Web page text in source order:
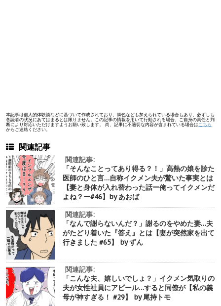
本記事は個人的体験談などに基づいて作成されており、脚色なども加えられている場合もあり、必ずしも
各読者の状況にあてはまるとは限りません。この記事の情報を用いて行動される場合、ご自身の責任と判
断により対応いただけますようお願い致します。 尚、記事に不適切な内容が含まれている場合はこちら
からご連絡ください。
関連記事
関連記事:
「そんなことってあり得る？！」高熱の娘を診た
医師のひと言…自称イクメン夫が驚いた事実とは
【妻と身体が入れ替わった話ー俺ってイクメンだ
よね？ー#46】by あおば
関連記事:
「なんで謝らないんだ？」謝るのをやめた妻…夫
がたどり着いた『答え』とは【妻が突然家を出て
行きました #65】 by ずん
関連記事:
「こんな夫、嬉しいでしょ？」イクメン気取りの
夫が女性社員にアピール…すると同僚が【私の義
母が神すぎる！ #29】 by 尾持トモ